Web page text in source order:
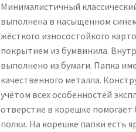
Минималистичный
выполнена в насыщенном
жёсткого износостойкого
покрытием из бумвинила.
выполнено из бумаги. Папка
качественного металла.
учётом всех особенностей
отверстие в корешке помогает
полки. На корешке папки есть